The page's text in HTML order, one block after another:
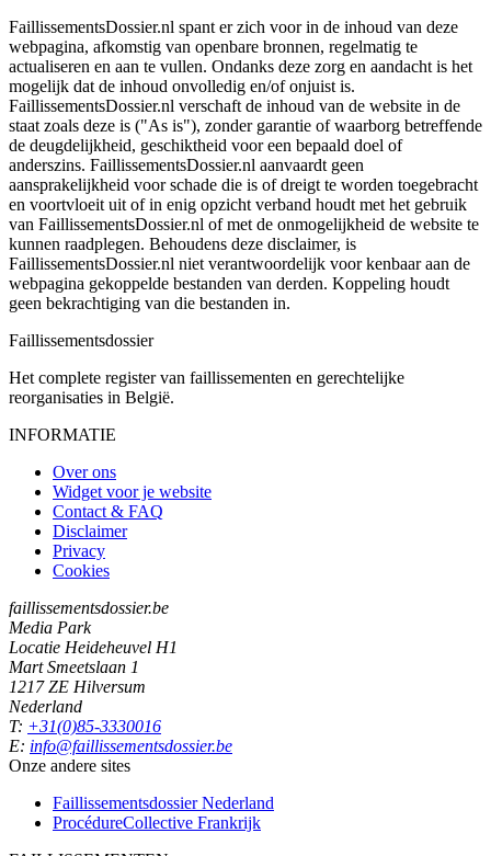
FaillissementsDossier.nl spant er zich voor in de inhoud van deze
webpagina, afkomstig van openbare bronnen, regelmatig te
actualiseren en aan te vullen. Ondanks deze zorg en aandacht is het
mogelijk dat de inhoud onvolledig en/of onjuist is.
FaillissementsDossier.nl verschaft de inhoud van de website in de
staat zoals deze is ("As is"), zonder garantie of waarborg betreffende
de deugdelijkheid, geschiktheid voor een bepaald doel of
anderszins. FaillissementsDossier.nl aanvaardt geen
aansprakelijkheid voor schade die is of dreigt te worden toegebracht
en voortvloeit uit of in enig opzicht verband houdt met het gebruik
van FaillissementsDossier.nl of met de onmogelijkheid de website te
kunnen raadplegen. Behoudens deze disclaimer, is
FaillissementsDossier.nl niet verantwoordelijk voor kenbaar aan de
webpagina gekoppelde bestanden van derden. Koppeling houdt
geen bekrachtiging van die bestanden in.
Faillissementsdossier
Het complete register van faillissementen en gerechtelijke
reorganisaties in België.
INFORMATIE
Over ons
Widget voor je website
Contact & FAQ
Disclaimer
Privacy
Cookies
faillissementsdossier.be
Media Park
Locatie Heideheuvel H1
Mart Smeetslaan 1
1217 ZE Hilversum
Nederland
T: +31(0)85-3330016
E: info@faillissementsdossier.be
Onze andere sites
Faillissementsdossier Nederland
ProcédureCollective Frankrijk